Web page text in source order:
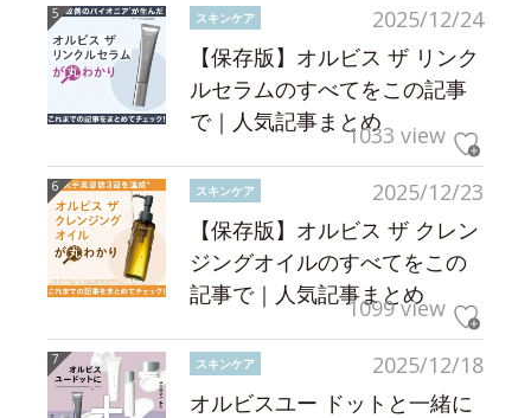
2025/12/24
スキンケア
【保存版】オルビス ザ リンク
ルセラムのすべてをこの記事
で｜人気記事まとめ1033 view
2025/12/23
スキンケア
【保存版】オルビス ザ クレン
ジングオイルのすべてをこの
記事で｜人気記事まとめ
1099 view
2025/12/18
スキンケア
オルビスユー ドットと一緒に